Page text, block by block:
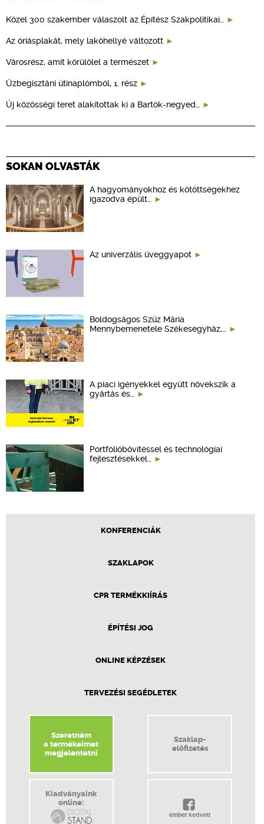
Közel 300 szakember válaszolt az Építész Szakpolitikai…
Az óriásplakát, mely lakóhellyé változott
Városrész, amit körülölel a természet
Üzbegisztáni útinaplómból, 1. rész
Új közösségi teret alakítottak ki a Bartók-negyed…
SOKAN OLVASTÁK
A hagyományokhoz és kötöttségekhez
igazodva épült…
Az univerzális üveggyapot
Boldogságos Szűz Mária
Mennybemenetele Székesegyház,…
A piaci igényekkel együtt növekszik a
gyártás és…
Portfólióbővítéssel és technológiai
fejlesztésekkel…
KONFERENCIÁK
SZAKLAPOK
CPR TERMÉKKIÍRÁS
ÉPÍTÉSI JOG
ONLINE KÉPZÉSEK
TERVEZÉSI SEGÉDLETEK
Szeretném
a termékeimet
megjelentetni
Szaklap-
előfizetés
Kiadványaink
online:
ember kedveli